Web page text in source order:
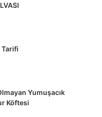
Tarifi
Yumuşacık
Köftesi